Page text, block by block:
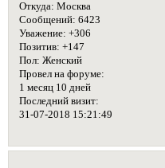
Откуда: Москва
Сообщений: 6423
Уважение: +306
Позитив: +147
Пол: Женский
Провел на форуме:
1 месяц 10 дней
Последний визит:
31-07-2018 15:21:49